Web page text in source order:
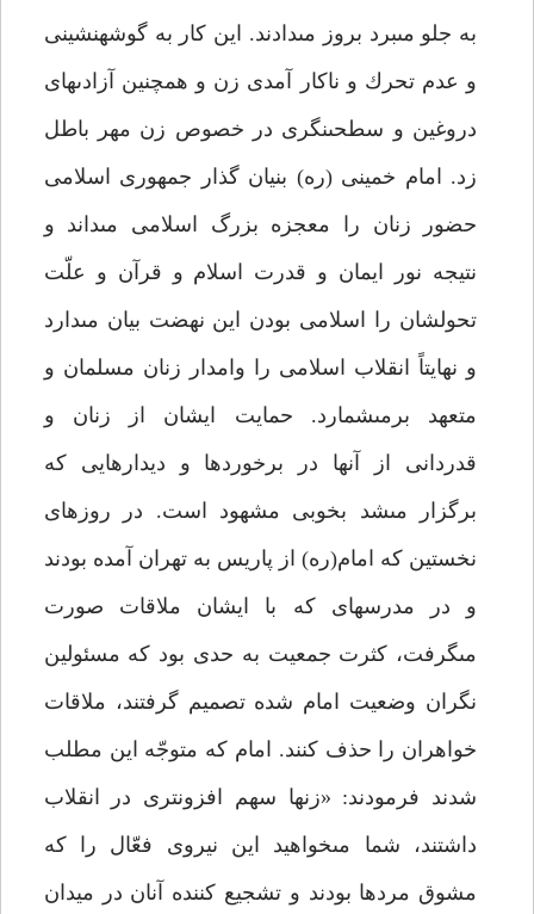
به جلو مى‏برد بروز مى‏دادند. اين كار به گوشه‏نشينى
و عدم تحرك و ناكار آمدى زن و همچنين آزادى‏هاى
دروغين و سطحى‏نگرى در خصوص زن مهر باطل
زد. امام خمينى (ره) بنيان گذار جمهورى اسلامى
حضور زنان را معجزه بزرگ اسلامى مى‏داند و
نتيجه نور ايمان و قدرت اسلام و قرآن و علّت
تحولشان را اسلامى بودن اين نهضت بيان مى‏دارد
و نهايتاً انقلاب اسلامى را وامدار زنان مسلمان و
متعهد برمى‏شمارد. حمايت ايشان از زنان و
قدردانى از آنها در برخوردها و ديدارهايى كه
برگزار مى‏شد بخوبى مشهود است. در روزهاى
نخستين كه امام(ره) از پاريس به تهران آمده بودند
و در مدرسه‏اى كه با ايشان ملاقات صورت
مى‏گرفت، كثرت جمعيت به حدى بود كه مسئولين
نگران وضعيت امام شده تصميم گرفتند، ملاقات
خواهران را حذف كنند. امام كه متوجّه اين مطلب
شدند فرمودند: «زنها سهم افزونترى در انقلاب
داشتند، شما مى‏خواهيد اين نيروى فعّال را كه
مشوق مردها بودند و تشجيع كننده آنان در ميدان